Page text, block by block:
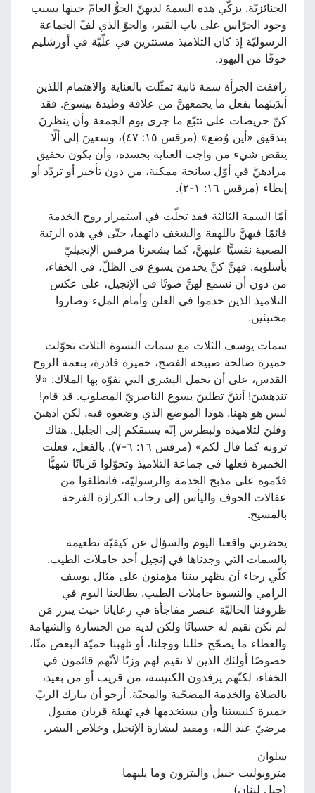
الجنائزيّة. يزكّي هذه السمةَ لديهنَّ الجوُّ العامّ حينها بسبب
وجود الحرّاس على باب القبر، والجوّ الذي لفّ الجماعة
الرسوليّة إذ كان التلاميذ مستترين في علّيّة في أورشليم
خوفًا من اليهود.
رافقت الجرأة سمة ثانية تمثّلت بالعناية والاهتمام اللذين
أبدَينَهما بفعل ما يجمعهنَّ من علاقة وطيدة بيسوع. فقد
كنّ حريصات على تتبّع ما جرى يوم الجمعة وأن ينظرنَ
بتدقيق «أين وُضع» (مرقس ١٥: ٤٧)، وسعينَ إلى ألّا
ينقص شيء من واجب العناية بجسده، وأن يكون تحقيق
مرادهنَّ في أوّل سانحة ممكنة، من دون تأخير أو تردّد أو
إبطاء (مرقس ١٦: ١-٢).
أمّا السمة الثالثة فقد تجلّت في استمرار روح الخدمة
قائمًا فيهنَّ باللهفة والشغف ذاتهما، حتّى في هذه الرتبة
الصعبة نفسيًّا عليهنَّ، كما يشعرنا مرقس الإنجيليّ
بأسلوبه. فهنَّ كنَّ يخدمنَ يسوع في الظلّ، في الخفاء،
من دون أن نسمع لهنَّ صوتًا في الإنجيل، على عكس
التلاميذ الذين خدموا في العلن وأمام الملء وصاروا
مختبئين.
سمات يوسف الثلاث مع سمات النسوة الثلاث تحوّلت
خميرة صالحة صبيحة الفصح، خميرة قادرة، بنعمة الروح
القدس، على أن تحمل البشرى التي تفوّه بها الملاك: «لا
تندهشنَ! أنتنَّ تطلبنَ يسوع الناصريّ المصلوب. قد قام!
ليس هو ههنا. هوذا الموضع الذي وضعوه فيه. لكن اذهبنَ
وقلنَ لتلاميذه ولبطرس إنّه يسبقكم إلى الجليل. هناك
ترونه كما قال لكم» (مرقس ١٦: ٦-٧). بالفعل، فعلت
الخميرة فعلها في جماعة التلاميذ وتحوّلوا قربانًا شهيًّا
قدّموه على مذبح الخدمة والرسوليّة، فانطلقوا من
عقالات الخوف واليأس إلى رحاب الكرازة الفرحة
بالمسيح.
يحضرني واقعنا اليوم والسؤال عن كيفيّة تطعيمه
بالسمات التي وجدناها في إنجيل أحد حاملات الطيب.
كلّي رجاء أن يظهر بيننا مؤمنون على مثال يوسف
الرامي والنسوة حاملات الطيب. يطالعنا اليوم في
ظروفنا الحاليّة عنصر مفاجأة في رعايانا حيث يبرز مَن
لم نكن نقيم له حسبانًا ولكن لديه من الجسارة والشهامة
والعطاء ما يصحّح خللنا ووجلنا، أو تلهبنا حميّة البعض منّا،
خصوصًا أولئك الذين لا نقيم لهم وزنًا لأنّهم قائمون في
الخفاء، لكنّهم يرفدون الكنيسة، من قريب أو من بعيد،
بالصلاة والخدمة المضحّية والمحبّة. أرجو أن يبارك الربّ
خميرة كنيستنا وأن يستخدمها في تهيئة قربان مقبول
مرضيّ عند الله، ومفيد لبشارة الإنجيل وخلاص البشر.
سلوان
متروبوليت جبيل والبترون وما يليهما
(جبل لبنان)